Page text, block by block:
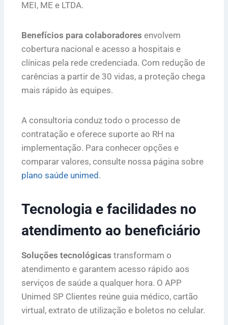
MEI, ME e LTDA.
Benefícios para colaboradores envolvem
cobertura nacional e acesso a hospitais e
clínicas pela rede credenciada. Com redução de
carências a partir de 30 vidas, a proteção chega
mais rápido às equipes.
A consultoria conduz todo o processo de
contratação e oferece suporte ao RH na
implementação. Para conhecer opções e
comparar valores, consulte nossa página sobre
plano saúde unimed.
Tecnologia e facilidades no
atendimento ao beneficiário
Soluções tecnológicas transformam o
atendimento e garantem acesso rápido aos
serviços de saúde a qualquer hora. O APP
Unimed SP Clientes reúne guia médico, cartão
virtual, extrato de utilização e boletos no celular.